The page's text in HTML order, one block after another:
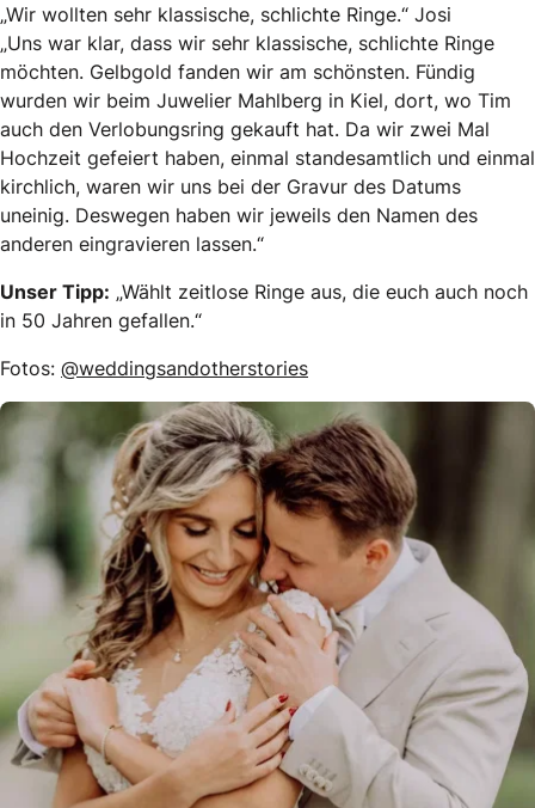
„Wir wollten sehr klassische, schlichte Ringe.“ Josi
„Uns war klar, dass wir sehr klassische, schlichte Ringe
möchten. Gelbgold fanden wir am schönsten. Fündig
wurden wir beim Juwelier Mahlberg in Kiel, dort, wo Tim
auch den Verlobungsring gekauft hat. Da wir zwei Mal
Hochzeit gefeiert haben, einmal standesamtlich und einmal
kirchlich, waren wir uns bei der Gravur des Datums
uneinig. Deswegen haben wir jeweils den Namen des
anderen eingravieren lassen.“
Unser Tipp: „Wählt zeitlose Ringe aus, die euch auch noch
in 50 Jahren gefallen.“
Fotos: @weddingsandotherstories